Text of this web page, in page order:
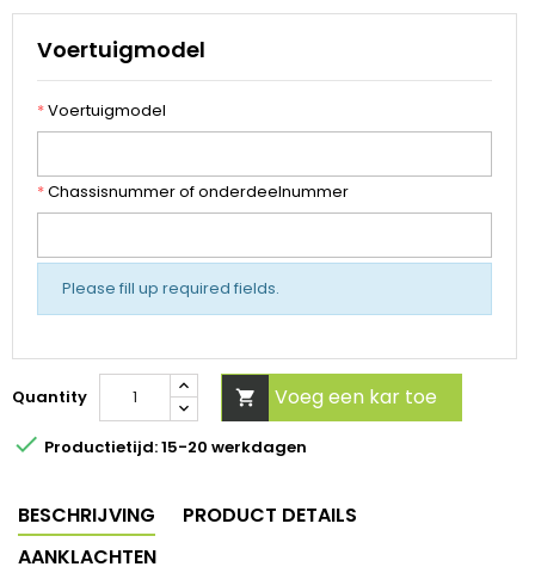
Voertuigmodel
*Voertuigmodel
*Chassisnummer of onderdeelnummer
Please fill up required fields.
Quantity  Voeg een kar toe
 Productietijd: 15-20 werkdagen
BESCHRIJVING
PRODUCT DETAILS
AANKLACHTEN